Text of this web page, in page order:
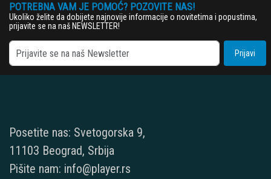
POTREBNA VAM JE POMOĆ? POZOVITE NAS!
Ukoliko želite da dobijete najnovije informacije o novitetima i popustima,
prijavite se na naš NEWSLETTER!
Prijavi
Posetite nas: Svetogorska 9,
11103 Beograd, Srbija
Pišite nam: info@player.rs